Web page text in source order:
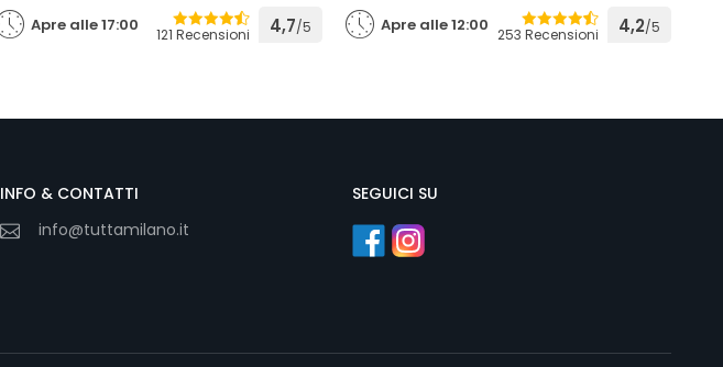
Apre alle 17:00 121 Recensioni 4,7/5 Apre alle 12:00 253 Recensioni 4,2/5
INFO & CONTATTI
info@tuttamilano.it
SEGUICI SU